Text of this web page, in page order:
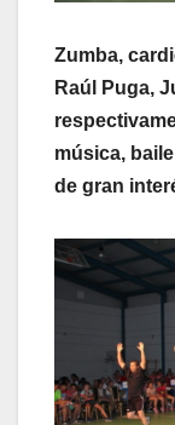
Zumba,
Raúl Puga,
música,
de gran